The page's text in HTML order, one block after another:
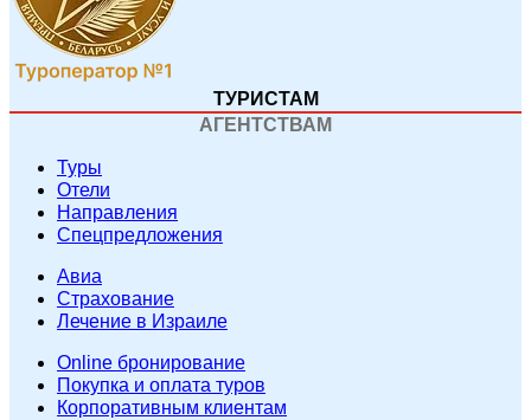
ТУРИСТАМ
АГЕНТСТВАМ
Туры
Отели
Направления
Спецпредложения
Авиа
Страхование
Лечение в Израиле
Online бронирование
Покупка и оплата туров
Корпоративным клиентам